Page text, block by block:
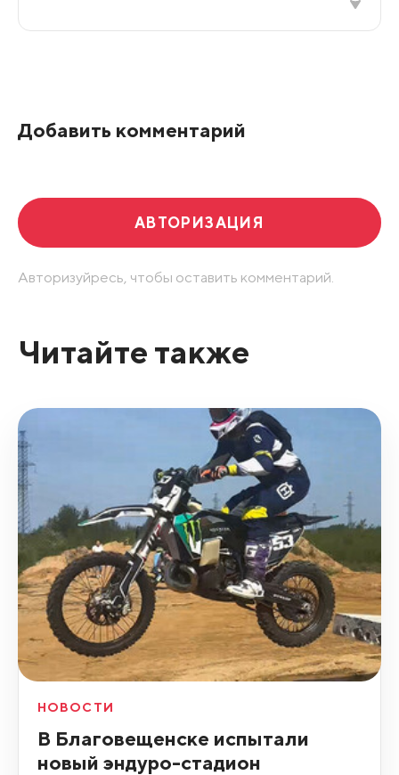
Добавить комментарий
АВТОРИЗАЦИЯ
Авторизуйресь, чтобы оставить комментарий.
Читайте также
НОВОСТИ
В Благовещенске испытали
новый эндуро-стадион